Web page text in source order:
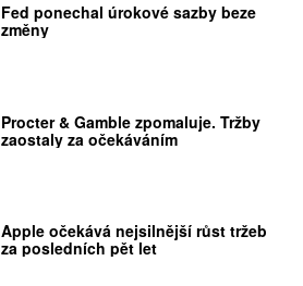
Fed ponechal úrokové sazby beze
změny
Procter & Gamble zpomaluje. Tržby
zaostaly za očekáváním
Apple očekává nejsilnější růst tržeb
za posledních pět let